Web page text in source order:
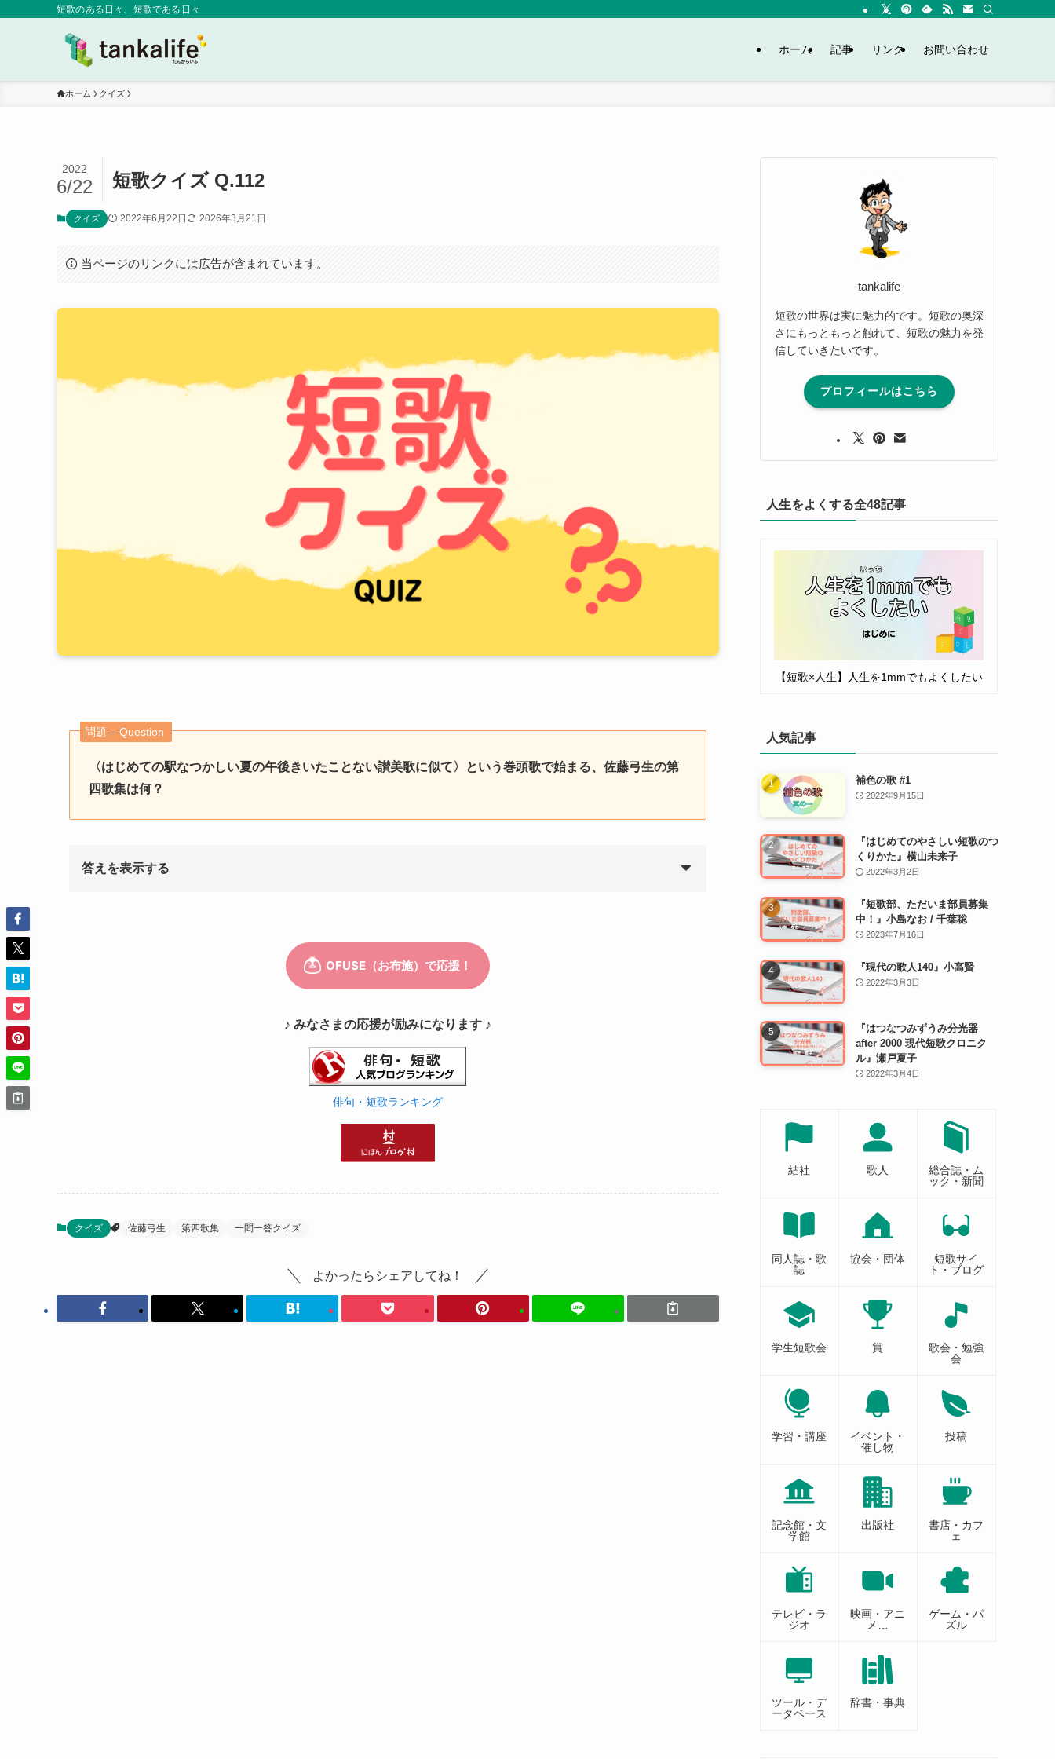
短歌のある日々、短歌である日々
ホーム 記事 リンク お問い合わせ
ホーム クイズ
短歌クイズ Q.112
2022
6/22
クイズ 2022年6月22日 2026年3月21日
当ページのリンクには広告が含まれています。
問題 – Question
〈はじめての駅なつかしい夏の午後きいたことない讃美歌に似て〉という巻頭歌で始まる、佐藤弓生の第
四歌集は何？
答えを表示する
♪ みなさまの応援が励みになります ♪
俳句・短歌ランキング
クイズ 佐藤弓生 第四歌集 一問一答クイズ
よかったらシェアしてね！
tankalife
短歌の世界は実に魅力的です。短歌の奥深
さにもっともっと触れて、短歌の魅力を発
信していきたいです。
プロフィールはこちら
人生をよくする全48記事
【短歌×人生】人生を1mmでもよくしたい
人気記事
補色の歌 #1
2022年9月15日
『はじめてのやさしい短歌のつ
くりかた』横山未来子
2022年3月2日
『短歌部、ただいま部員募集
中！』小島なお / 千葉聡
2023年7月16日
『現代の歌人140』小高賢
2022年3月3日
『はつなつみずうみ分光器
after 2000 現代短歌クロニク
ル』瀬戸夏子
2022年3月4日
結社 歌人
総合誌・ム
ック・新聞
同人誌・歌
誌
協会・団体
短歌サイ
ト・ブログ
学生短歌会 賞
歌会・勉強
会
学習・講座
イベント・
催し物
投稿
記念館・文
学館
出版社
書店・カフ
ェ
テレビ・ラ
ジオ
映画・アニ
メ…
ゲーム・パ
ズル
ツール・デ
ータベース
辞書・事典